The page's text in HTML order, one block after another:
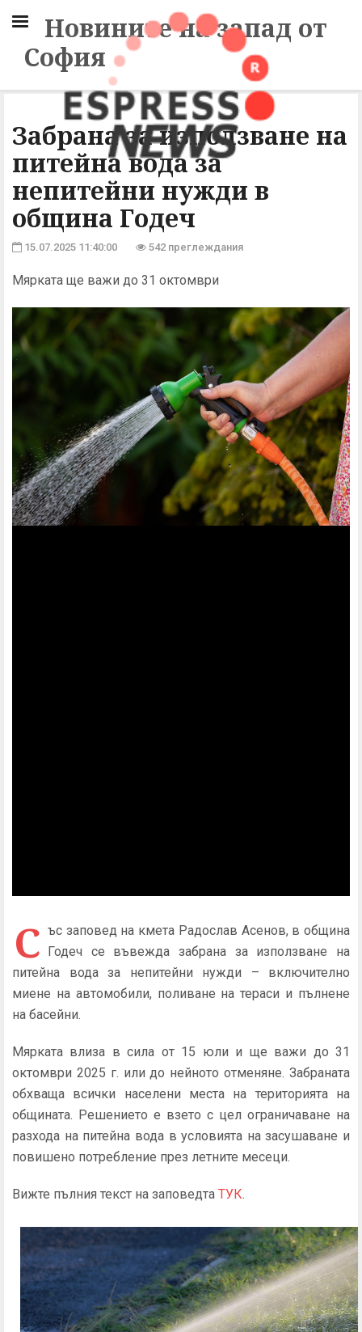
Новините на запад от
София
Забрана за използване на
питейна вода за
непитейни нужди в
община Годеч
15.07.2025 11:40:00 542 преглеждания
Мярката ще важи до 31 октомври
С ъс заповед на кмета Радослав Асенов, в община
Годеч се въвежда забрана за използване на
питейна вода за непитейни нужди – включително
миене на автомобили, поливане на тераси и пълнене
на басейни.
Мярката влиза в сила от 15 юли и ще важи до 31
октомври 2025 г. или до нейното отменяне. Забраната
обхваща всички населени места на територията на
общината. Решението е взето с цел ограничаване на
разхода на питейна вода в условията на засушаване и
повишено потребление през летните месеци.
Вижте пълния текст на заповедта ТУК.